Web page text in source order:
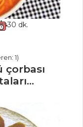
30 dk.
1)